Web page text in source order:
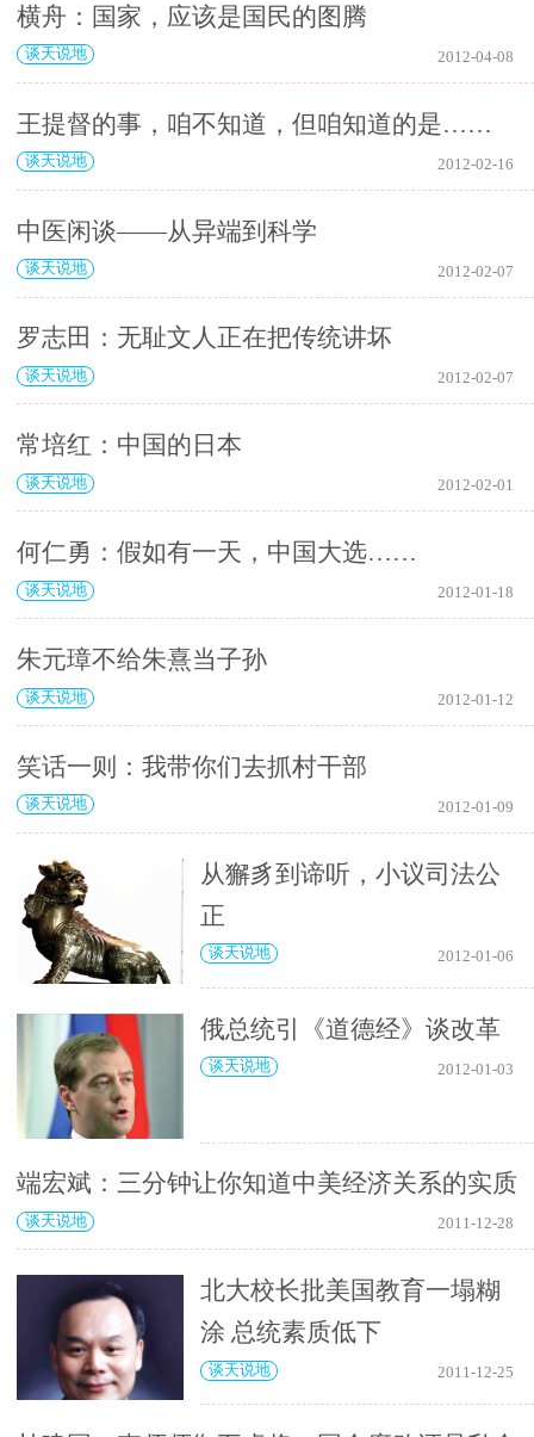
横舟：国家，应该是国民的图腾
谈天说地 2012-04-08
王提督的事，咱不知道，但咱知道的是……
谈天说地 2012-02-16
中医闲谈——从异端到科学
谈天说地 2012-02-07
罗志田：无耻文人正在把传统讲坏
谈天说地 2012-02-07
常培红：中国的日本
谈天说地 2012-02-01
何仁勇：假如有一天，中国大选……
谈天说地 2012-01-18
朱元璋不给朱熹当子孙
谈天说地 2012-01-12
笑话一则：我带你们去抓村干部
谈天说地 2012-01-09
从獬豸到谛听，小议司法公
正
谈天说地 2012-01-06
俄总统引《道德经》谈改革
谈天说地 2012-01-03
端宏斌：三分钟让你知道中美经济关系的实质
谈天说地 2011-12-28
北大校长批美国教育一塌糊
涂 总统素质低下
谈天说地 2011-12-25